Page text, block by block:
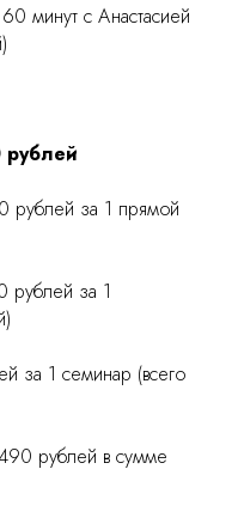
минут с Анастасией
рублей
рублей за 1 прямой
рублей за 1
за 1 семинар (всего
рублей в сумме